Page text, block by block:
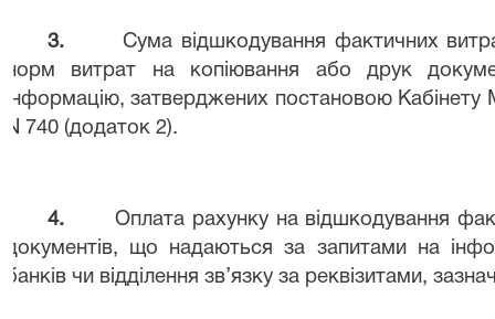
3.
Сума відшкодування фактичних
норм витрат на копіювання або друк
інформацію, затверджених постановою Кабінету
N 740 (додаток 2).
4. Оплата рахунку на відшкодування
документів, що
надаються за запитами на
банків чи відділення зв’язку за реквізитами,